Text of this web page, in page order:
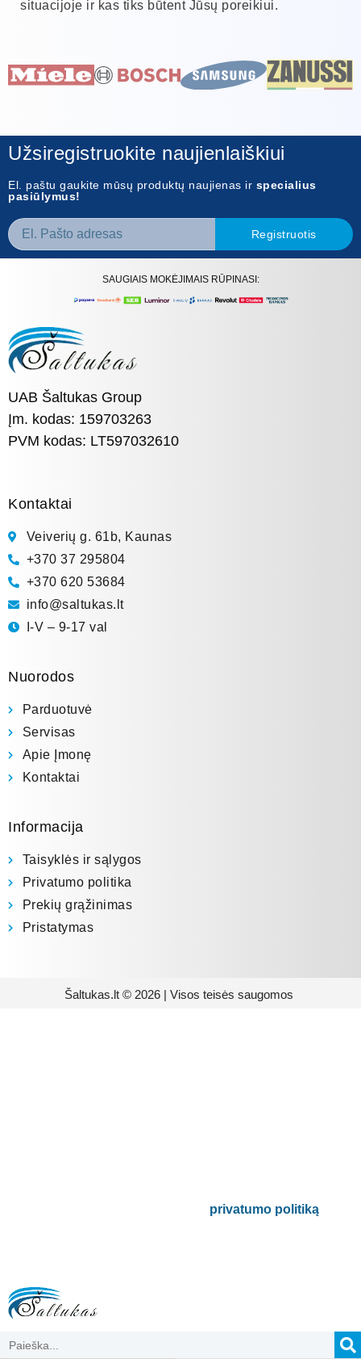
situacijoje ir kas tiks būtent Jūsų poreikiui.
Užsiregistruokite naujienlaiškiui
El. paštu gaukite mūsų produktų naujienas ir specialius
pasiūlymus!
Registruotis
SAUGIAIS MOKĖJIMAIS RŪPINASI:
UAB Šaltukas Group
Įm. kodas: 159703263
PVM kodas: LT597032610
Kontaktai
Veiverių g. 61b, Kaunas
+370 37 295804
+370 620 53684
info@saltukas.lt
I-V – 9-17 val
Nuorodos
Parduotuvė
Servisas
Apie Įmonę
Kontaktai
Informacija
Taisyklės ir sąlygos
Privatumo politika
Prekių grąžinimas
Pristatymas
Šaltukas.lt © 2026 | Visos teisės saugomos
privatumo politiką.